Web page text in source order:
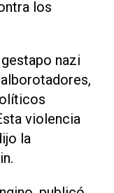
los
nazi
violencia
la